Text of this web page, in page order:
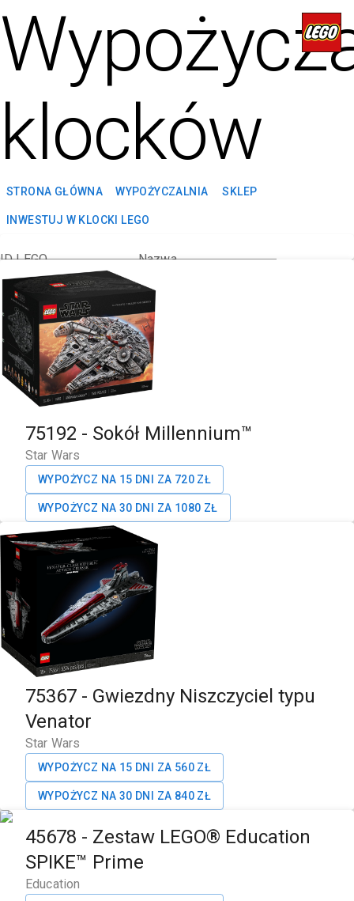
klocków
STRONA GŁÓWNA WYPOŻYCZALNIA SKLEP
INWESTUJ W KLOCKI LEGO
ID LEGO Nazwa
75192 - Sokół Millennium™
Star Wars
WYPOŻYCZ NA 15 DNI ZA 720 ZŁ
WYPOŻYCZ NA 30 DNI ZA 1080 ZŁ
75367 - Gwiezdny Niszczyciel typu
Venator
Star Wars
WYPOŻYCZ NA 15 DNI ZA 560 ZŁ
WYPOŻYCZ NA 30 DNI ZA 840 ZŁ
45678 - Zestaw LEGO® Education
SPIKE™ Prime
Education